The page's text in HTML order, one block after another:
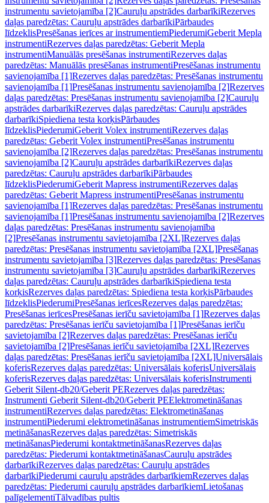
instrumentu savietojamība [2]Cauruļu apstrādes darbarīkiRezerves
daļas paredzētas: Cauruļu apstrādes darbarīkiPārbaudes
līdzeklisPresēšanas ierīces ar instrumentiemPiederumiGeberit Mepla
instrumentiRezerves daļas paredzētas: Geberit Mepla
instrumentiManuālās presēšanas instrumentiRezerves daļas
paredzētas: Manuālās presēšanas instrumentiPresēšanas instrumentu
savienojamība [1]Rezerves daļas paredzētas: Presēšanas instrumentu
savienojamība [1]Presēšanas instrumentu savienojamība [2]Rezerves
daļas paredzētas: Presēšanas instrumentu savienojamība [2]Cauruļu
apstrādes darbarīkiRezerves daļas paredzētas: Cauruļu apstrādes
darbarīkiSpiediena testa korķisPārbaudes
līdzeklisPiederumiGeberit Volex instrumentiRezerves daļas
paredzētas: Geberit Volex instrumentiPresēšanas instrumentu
savienojamība [2]Rezerves daļas paredzētas: Presēšanas instrumentu
savienojamība [2]Cauruļu apstrādes darbarīkiRezerves daļas
paredzētas: Cauruļu apstrādes darbarīkiPārbaudes
līdzeklisPiederumiGeberit Mapress instrumentiRezerves daļas
paredzētas: Geberit Mapress instrumentiPresēšanas instrumentu
savienojamība [1]Rezerves daļas paredzētas: Presēšanas instrumentu
savienojamība [1]Presēšanas instrumentu savienojamība [2]Rezerves
daļas paredzētas: Presēšanas instrumentu savienojamība
[2]Presēšanas instrumentu savietojamība [2XL]Rezerves daļas
paredzētas: Presēšanas instrumentu savietojamība [2XL]Presēšanas
instrumentu savietojamība [3]Rezerves daļas paredzētas: Presēšanas
instrumentu savietojamība [3]Cauruļu apstrādes darbarīkiRezerves
daļas paredzētas: Cauruļu apstrādes darbarīkiSpiediena testa
korķisRezerves daļas paredzētas: Spiediena testa korķisPārbaudes
līdzeklisPiederumiPresēšanas ierīcesRezerves daļas paredzētas:
Presēšanas ierīcesPresēšanas ierīču savietojamība [1]Rezerves daļas
paredzētas: Presēšanas ierīču savietojamība [1]Presēšanas ierīču
savietojamība [2]Rezerves daļas paredzētas: Presēšanas ierīču
savietojamība [2]Presēšanas ierīču savietojamība [2XL]Rezerves
daļas paredzētas: Presēšanas ierīču savietojamība [2XL]Universālais
koferisRezerves daļas paredzētas: Universālais koferisUniversālais
koferisRezerves daļas paredzētas: Universālais koferisInstrumenti
Geberit Silent-db20/Geberit PERezerves daļas paredzētas:
Instrumenti Geberit Silent-db20/Geberit PEElektrometināšanas
instrumentiRezerves daļas paredzētas: Elektrometināšanas
instrumentiPiederumi elektrometināšanas instrumentiemSimetriskās
metināšanasRezerves daļas paredzētas: Simetriskās
metināšanasPiederumi kontaktmetināšanasRezerves daļas
paredzētas: Piederumi kontaktmetināšanasCauruļu apstrādes
darbarīkiRezerves daļas paredzētas: Cauruļu apstrādes
darbarīkiPiederumi cauruļu apstrādes darbarīkiemRezerves daļas
paredzētas: Piederumi cauruļu apstrādes darbarīkiemLietošanas
palīgelementiTālvadības pultis